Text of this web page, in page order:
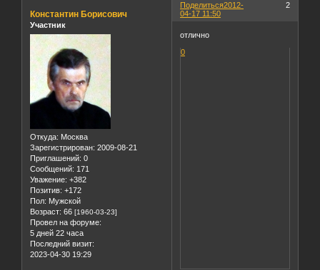
Поделиться 2
2012-
04-17 11:50
Константин Борисович
Участник
Откуда: Москва
Зарегистрирован: 2009-08-21
Приглашений: 0
Сообщений: 171
Уважение: +382
Позитив: +172
Пол: Мужской
Возраст: 66 [1960-03-23]
Провел на форуме:
5 дней 22 часа
Последний визит:
2023-04-30 19:29
отлично
0